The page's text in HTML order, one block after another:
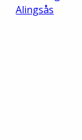
Alingsås